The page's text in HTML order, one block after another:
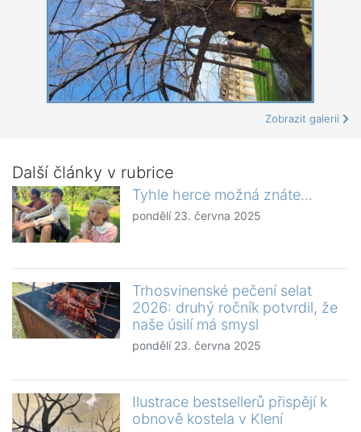
Zobrazit galerii
Další články v rubrice
Tyhle herce možná znáte...
pondělí 23. června 2025
Trhosvinenské pečení selat
2026: druhý ročník potvrdil, že
naše úsilí má smysl
pondělí 23. června 2025
Ilustrace bestsellerů přispějí k
obnově kostela v Klení